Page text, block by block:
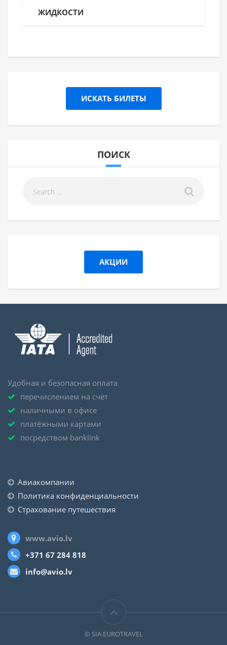
ЖИДКОСТИ
ИСКАТЬ БИЛЕТЫ
ПОИСК
АКЦИИ
Удобная и безопасная оплата
перечислением на счёт
наличными в офисе
платёжными картами
посредством banklink
Авиакомпании
Политика конфиденциальности
Страхование путешествия
www.avio.lv
+371 67 284 818
info@avio.lv
© SIA EUROTRAVEL